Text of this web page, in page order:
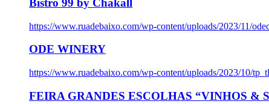
Bistro 99 by Chakall
https://www.ruadebaixo.com/wp-content/uploads/2023/11/
ODE WINERY
https://www.ruadebaixo.com/wp-content/uploads/2023/10/
FEIRA GRANDES ESCOLHAS “VINHOS &